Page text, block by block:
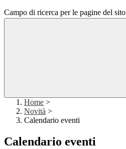
Campo di ricerca per le pagine del sito
Home >
Novità >
Calendario eventi
Calendario eventi